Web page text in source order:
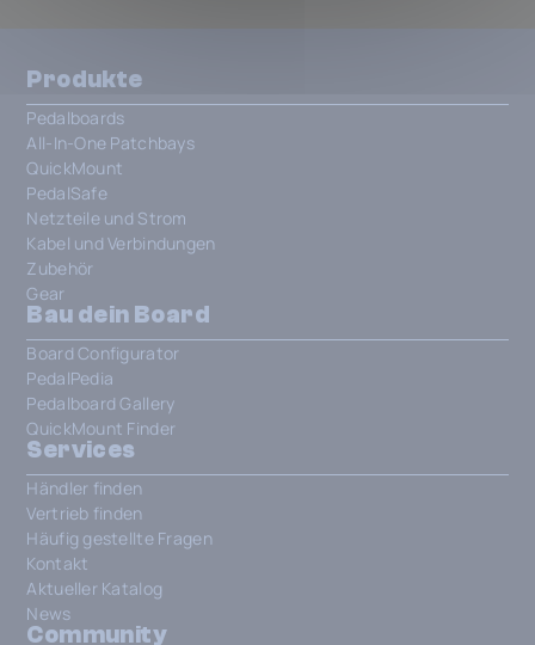
Produkte
Pedalboards
All-In-One Patchbays
QuickMount
PedalSafe
Netzteile und Strom
Kabel und Verbindungen
Zubehör
Gear
Bau dein Board
Board Configurator
PedalPedia
Pedalboard Gallery
QuickMount Finder
Services
Händler finden
Vertrieb finden
Häufig gestellte Fragen
Kontakt
Aktueller Katalog
News
Community